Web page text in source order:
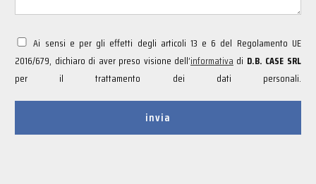
Ai sensi e per gli effetti degli articoli 13 e 6 del Regolamento UE
2016/679, dichiaro di aver preso visione dell’informativa di D.B. CASE SRL
per il trattamento dei dati personali.